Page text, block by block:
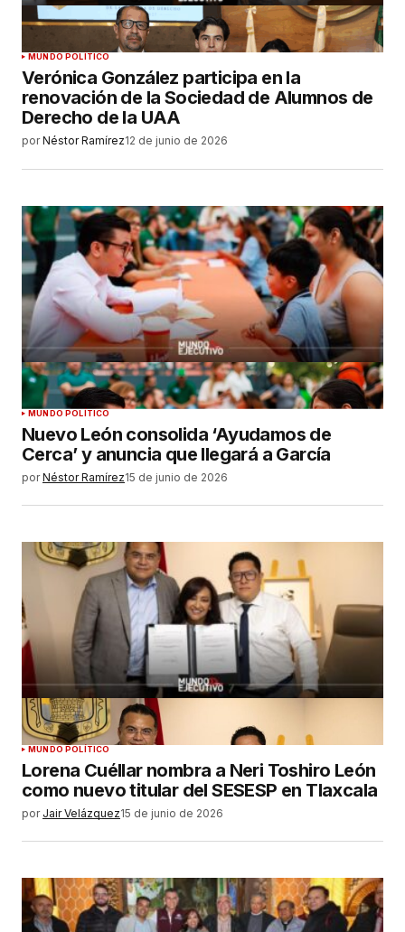
MUNDO POLÍTICO
Verónica González participa en la
renovación de la Sociedad de Alumnos de
Derecho de la UAA
por Néstor Ramírez12 de junio de 2026
MUNDO POLÍTICO
Nuevo León consolida ‘Ayudamos de
Cerca’ y anuncia que llegará a García
por Néstor Ramírez15 de junio de 2026
MUNDO POLÍTICO
Lorena Cuéllar nombra a Neri Toshiro León
como nuevo titular del SESESP en Tlaxcala
por Jair Velázquez15 de junio de 2026